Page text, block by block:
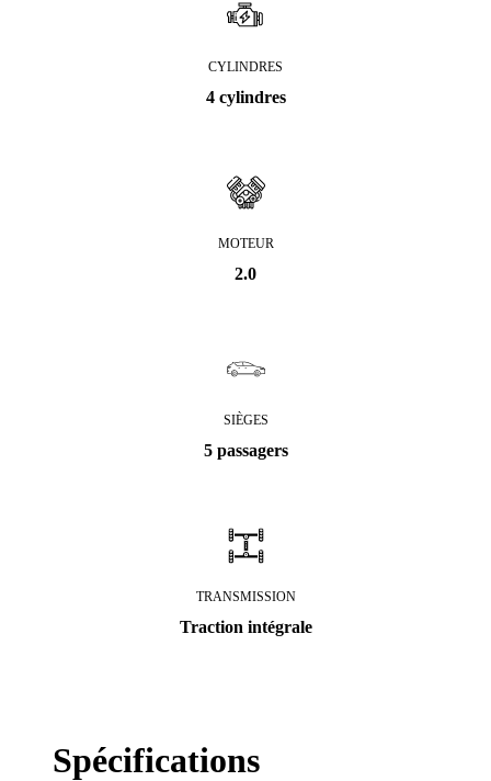
CYLINDRES
4 cylindres
MOTEUR
2.0
SIÈGES
5 passagers
TRANSMISSION
Traction intégrale
Spécifications